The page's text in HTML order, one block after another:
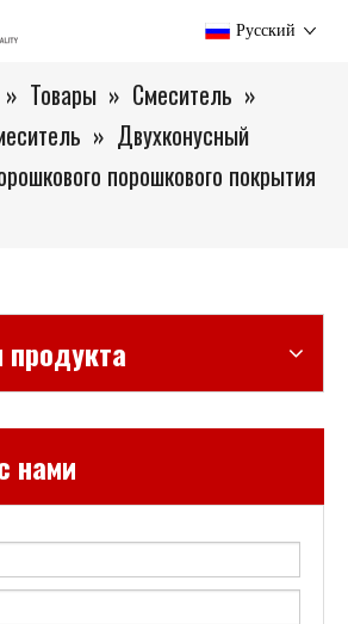
Pусский
» Товары » Смеситель »
» Двухконусный
порошкового покрытия
продукта
нами